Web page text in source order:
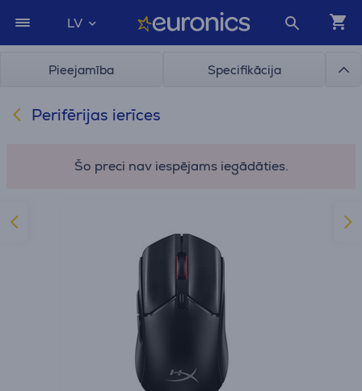
LV
Pieejamība Specifikācija
Perifērijas ierīces
Šo preci nav iespējams iegādāties.